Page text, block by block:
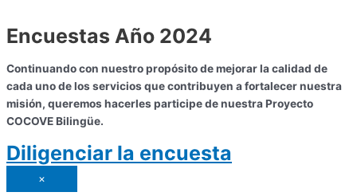
Encuestas Año 2024
Continuando con nuestro propósito de mejorar la calidad de
cada uno de los servicios que contribuyen a fortalecer nuestra
misión, queremos hacerles participe de nuestra Proyecto
COCOVE Bilingüe.
Diligenciar la encuesta
×